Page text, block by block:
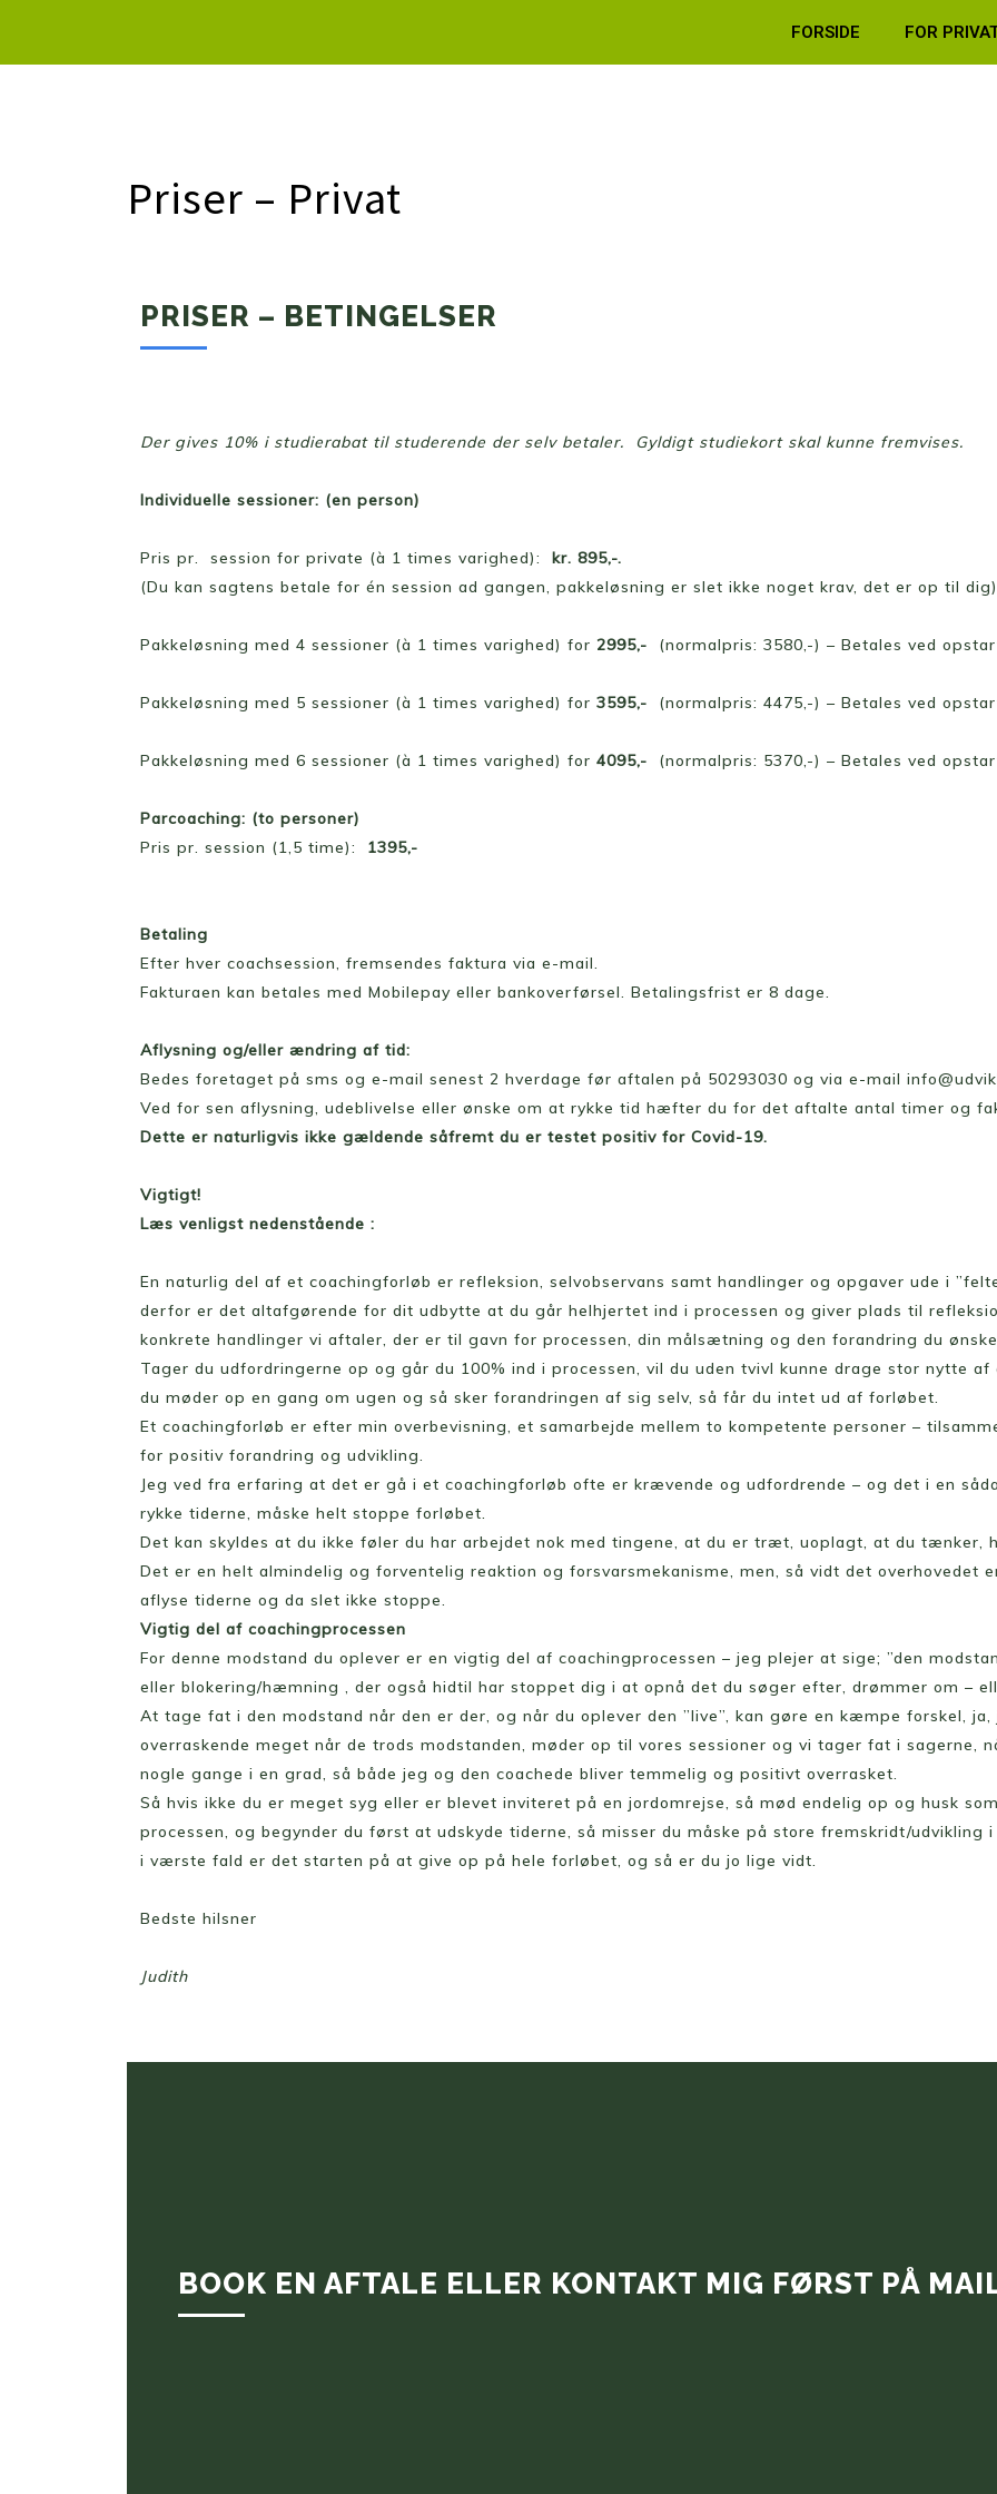
FORSIDE FOR
Priser – Privat
PRISER – BETINGELSER
Der gives 10% i studierabat til studerende der selv betaler. Gyldigt studiekort skal kunne fremvises.
Individuelle sessioner: (en person)
Pris pr. session for private (à 1 times varighed): kr. 895,-.
(Du kan sagtens betale for én session ad gangen, pakkeløsning er slet ikke noget krav, det er op til dig)
Pakkeløsning med 4 sessioner (à 1 times varighed) for 2995,- (normalpris: 3580,-) – Betales ved
Pakkeløsning med 5 sessioner (à 1 times varighed) for 3595,- (normalpris: 4475,-) – Betales ved
Pakkeløsning med 6 sessioner (à 1 times varighed) for 4095,- (normalpris: 5370,-) – Betales ved
Parcoaching: (to personer)
Pris pr. session (1,5 time): 1395,-
Betaling
Efter hver coachsession, fremsendes faktura via e-mail.
Fakturaen kan betales med Mobilepay eller bankoverførsel. Betalingsfrist er 8 dage.
Aflysning og/eller ændring af tid:
Bedes foretaget på sms og e-mail senest 2 hverdage før aftalen på 50293030 og via e-mail
Ved for sen aflysning, udeblivelse eller ønske om at rykke tid hæfter du for det aftalte antal timer og
Dette er naturligvis ikke gældende såfremt du er testet positiv for Covid-19.
Vigtigt!
Læs venligst nedenstående :
En naturlig del af et coachingforløb er refleksion, selvobservans samt handlinger og opgaver ude i
derfor er det altafgørende for dit udbytte at du går helhjertet ind i processen og giver plads til
konkrete handlinger vi aftaler, der er til gavn for processen, din målsætning og den forandring du
Tager du udfordringerne op og går du 100% ind i processen, vil du uden tvivl kunne drage stor nytte
du møder op en gang om ugen og så sker forandringen af sig selv, så får du intet ud af forløbet.
Et coachingforløb er efter min overbevisning, et samarbejde mellem to kompetente personer –
for positiv forandring og udvikling.
Jeg ved fra erfaring at det er gå i et coachingforløb ofte er krævende og udfordrende – og det i en
rykke tiderne, måske helt stoppe forløbet.
Det kan skyldes at du ikke føler du har arbejdet nok med tingene, at du er træt, uoplagt, at du tænker,
Det er en helt almindelig og forventelig reaktion og forsvarsmekanisme, men, så vidt det overhovedet
aflyse tiderne og da slet ikke stoppe.
Vigtig del af coachingprocessen
For denne modstand du oplever er en vigtig del af coachingprocessen – jeg plejer at sige; ”den
eller blokering/hæmning , der også hidtil har stoppet dig i at opnå det du søger efter, drømmer om –
At tage fat i den modstand når den er der, og når du oplever den ”live”, kan gøre en kæmpe forskel,
overraskende meget når de trods modstanden, møder op til vores sessioner og vi tager fat i sagerne,
nogle gange i en grad, så både jeg og den coachede bliver temmelig og positivt overrasket.
Så hvis ikke du er meget syg eller er blevet inviteret på en jordomrejse, så mød endelig op og husk
processen, og begynder du først at udskyde tiderne, så misser du måske på store fremskridt/udvikling
i værste fald er det starten på at give op på hele forløbet, og så er du jo lige vidt.
Bedste hilsner
Judith
BOOK EN AFTALE ELLER KONTAKT MIG FØRST PÅ